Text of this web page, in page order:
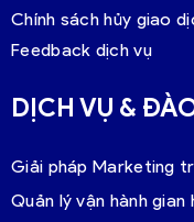
Chính sách hủy giao
Feedback dịch vụ
DỊCH VỤ &
Giải pháp Marketing
Quản lý vận hành gian